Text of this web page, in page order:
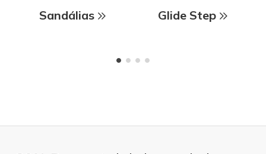
Sandálias Glide Step